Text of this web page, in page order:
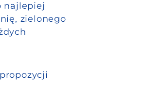
najlepiej
zielonego